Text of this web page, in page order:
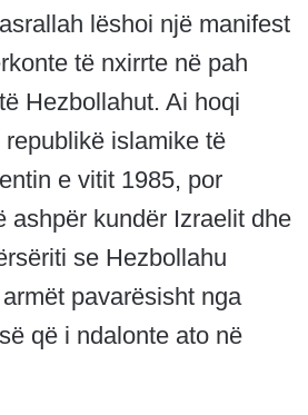
lëshoi ​​një manifest
të nxirrte në pah
Hezbollahut. Ai hoqi
islamike të
e vitit 1985, por
ashpër kundër Izraelit dhe
se Hezbollahu
pavarësisht nga
që i ndalonte ato në